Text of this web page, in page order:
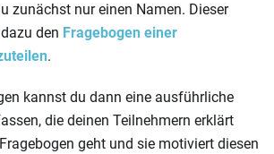
zunächst nur einen Namen. Dieser
den Fragebogen einer
.
kannst du dann eine ausführliche
die deinen Teilnehmern erklärt
geht und sie motiviert diesen